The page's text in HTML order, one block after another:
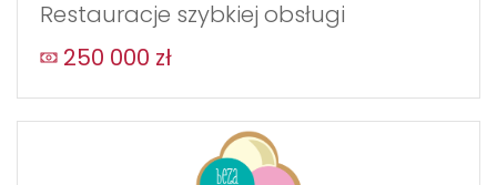
Restauracje szybkiej obsługi
250 000 zł